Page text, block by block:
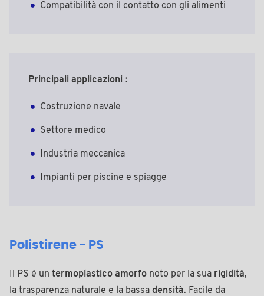
Compatibilità con il contatto con gli alimenti
Principali applicazioni :
Costruzione navale
Settore medico
Industria meccanica
Impianti per piscine e spiagge
Polistirene - PS
Il PS è un termoplastico amorfo noto per la sua rigidità,
la trasparenza naturale e la bassa densità. Facile da